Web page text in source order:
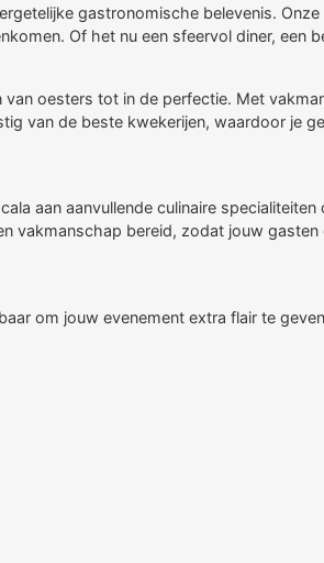
gastronomische belevenis. Onze
Of het nu een sfeervol diner,
oesters tot in de perfectie. Met
van de beste kwekerijen, waardoor je
aan aanvullende culinaire
vakmanschap bereid, zodat jouw
om jouw evenement extra flair te